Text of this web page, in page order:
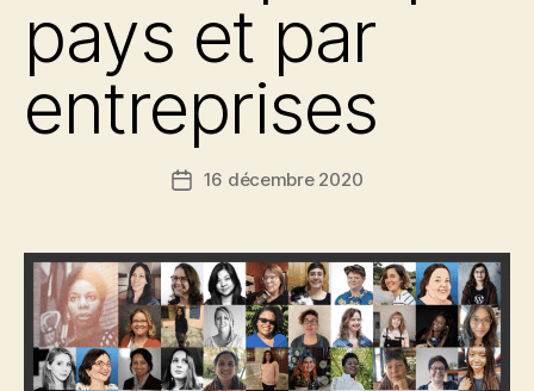
pays et par
entreprises
Date16 décembre 2020